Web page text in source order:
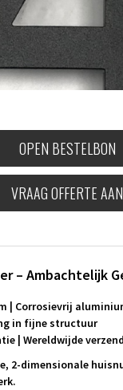
OPEN BESTELBON
VRAAG OFFERTE AAN
– Ambachtelijk
| Corrosievrij
in fijne structuur
| Wereldwijde
2-dimensionale